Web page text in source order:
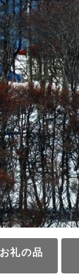
礼の品